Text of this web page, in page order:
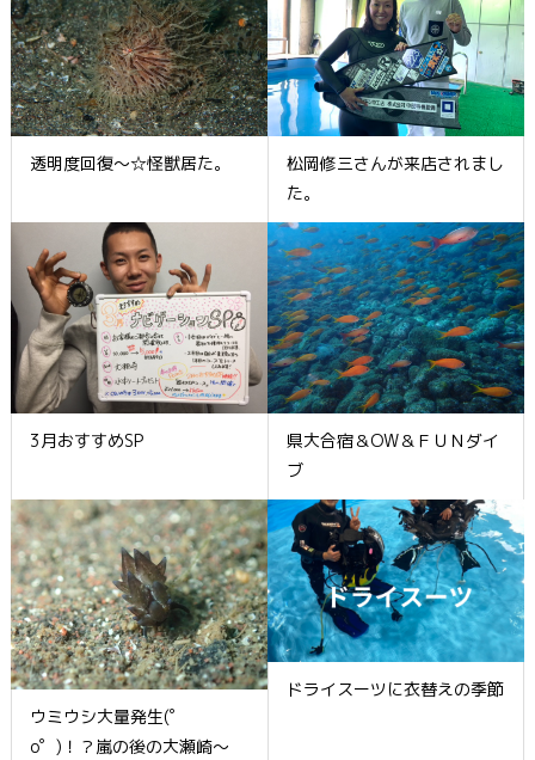
透明度回復～☆怪獣居た。
松岡修三さんが来店されまし
た。
3月おすすめSP
県大合宿＆OW＆ＦＵＮダイ
ブ
ウミウシ大量発生(゜
o゜)！？嵐の後の大瀬崎～
ドライスーツに衣替えの季節